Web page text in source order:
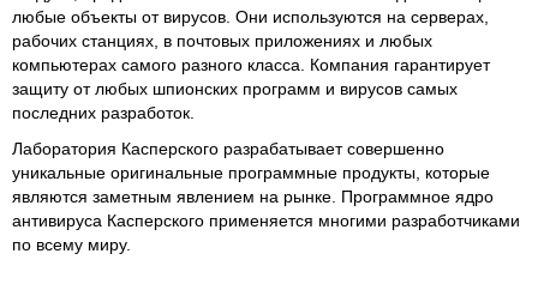
любые объекты от вирусов. Они используются на серверах,
рабочих станциях, в почтовых приложениях и любых
компьютерах самого разного класса. Компания гарантирует
защиту от любых шпионских программ и вирусов самых
последних разработок.
Лаборатория Касперского разрабатывает совершенно
уникальные оригинальные программные продукты, которые
являются заметным явлением на рынке. Программное ядро
антивируса Касперского применяется многими разработчиками
по всему миру.